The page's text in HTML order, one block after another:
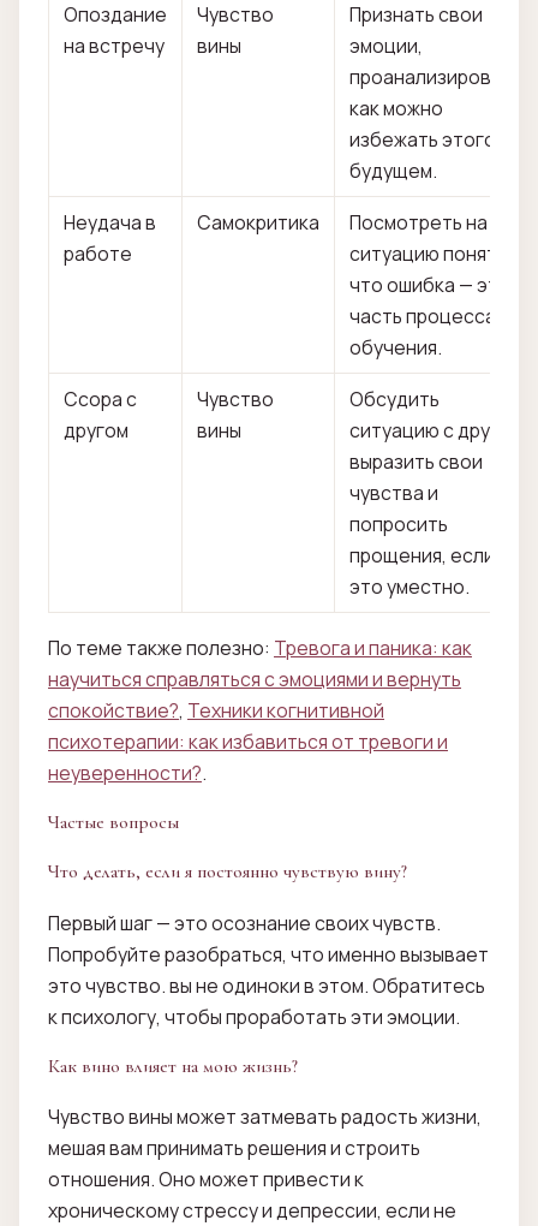
Опоздание
на встречу
Чувство
вины
Признать свои
эмоции,
проанализировать,
как можно
избежать этого в
будущем.
Неудача в
работе
Самокритика
Посмотреть на
ситуацию понять,
что ошибка — это
часть процесса
обучения.
Ссора с
другом
Чувство
вины
Обсудить
ситуацию с другом,
выразить свои
чувства и
попросить
прощения, если
это уместно.
По теме также полезно: Тревога и паника: как
научиться справляться с эмоциями и вернуть
спокойствие?, Техники когнитивной
психотерапии: как избавиться от тревоги и
неуверенности?.
Частые вопросы
Что делать, если я постоянно чувствую вину?
Первый шаг — это осознание своих чувств.
Попробуйте разобраться, что именно вызывает
это чувство. вы не одиноки в этом. Обратитесь
к психологу, чтобы проработать эти эмоции.
Как вино влияет на мою жизнь?
Чувство вины может затмевать радость жизни,
мешая вам принимать решения и строить
отношения. Оно может привести к
хроническому стрессу и депрессии, если не